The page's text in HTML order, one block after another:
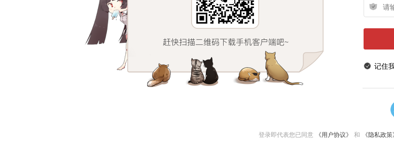
记住
登录即代表您已同意 《用户协议》 和 《隐私政策